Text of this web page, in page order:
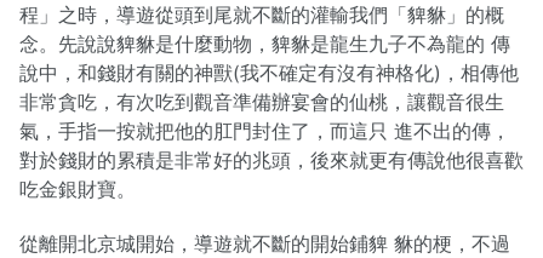
程」之時，導遊從頭到尾就不斷的灌輸我們「貏貅」的概
念。先說說貏貅是什麼動物，貏貅是龍生九子不為龍的 傳
說中，和錢財有關的神獸(我不確定有沒有神格化)，相傳他
非常貪吃，有次吃到觀音準備辦宴會的仙桃，讓觀音很生
氣，手指一按就把他的肛門封住了，而這只 進不出的傳，
對於錢財的累積是非常好的兆頭，後來就更有傳說他很喜歡
吃金銀財寶。
從離開北京城開始，導遊就不斷的開始鋪貏 貅的梗，不過